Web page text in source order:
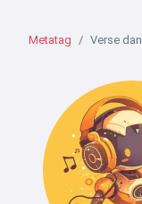
Metatag Verse